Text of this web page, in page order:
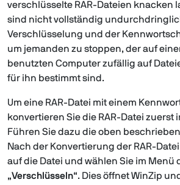
verschlüsselte RAR-Dateien knacken
sind nicht vollständig
Verschlüsselung und der
um jemanden zu stoppen, der auf
benutzten Computer zufällig auf
für ihn bestimmt sind.
Um eine RAR-Datei mit einem
konvertieren Sie die RAR-Datei zuerst
Führen Sie dazu die oben
Nach der Konvertierung der RAR-
auf die Datei und wählen Sie im Menü
„Verschlüsseln“. Dies öffnet WinZip